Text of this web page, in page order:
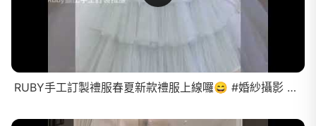
RUBY手工訂製禮服春夏新款禮服上線囉😄 #婚紗攝影 #禮服單租 #新娘秘書 #婚禮攝影 #美式婚紗 #美式風格 #韓系風格 ＃韓系婚紗